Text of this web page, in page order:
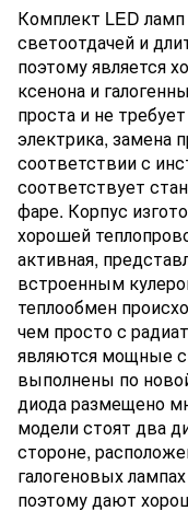
Комплект LED
светоотдачей и
поэтому является
ксенона и
проста и не
электрика, замена
соответствии с
соответствует
фаре. Корпус
хорошей
активная,
встроенным
теплообмен
чем просто с
являются мощные
выполнены по
диода размещено
модели стоят два
стороне,
галогеновых
поэтому дают